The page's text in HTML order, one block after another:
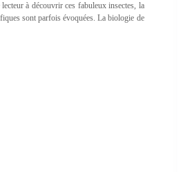
à découvrir ces fabuleux insectes, la
sont parfois évoquées. La biologie de